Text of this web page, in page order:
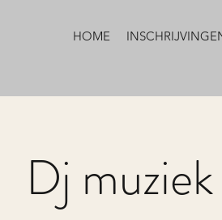
HOME
Dj muziek